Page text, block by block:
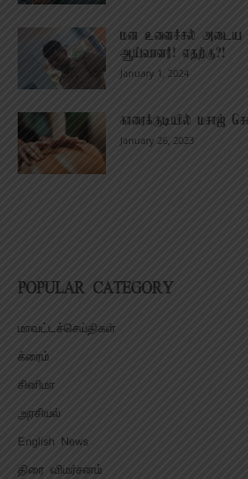
மன உளைச்சல் அடைய
ஆய்வாளர்! எதற்கு?!
January 1, 2024
காரைக்குடியில் மசாஜ்
January 26, 2023
POPULAR CATEGORY
மாவட்டச்செய்திகள்
க்ரைம்
சினிமா
அரசியல்
English News
திரை விமர்சனம்